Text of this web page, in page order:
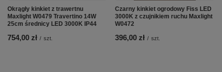
Okrągły kinkiet z trawertnu
Maxlight W0479 Travertino 14W
25cm średnicy LED 3000K IP44
754,00 zł / szt.
Czarny kinkiet ogrodowy Fiss LED
3000K z czujnikiem ruchu Maxlight
W0472
396,00 zł / szt.